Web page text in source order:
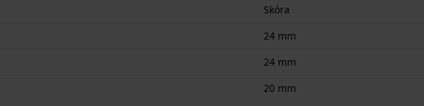
Skóra
24 mm
24 mm
20 mm